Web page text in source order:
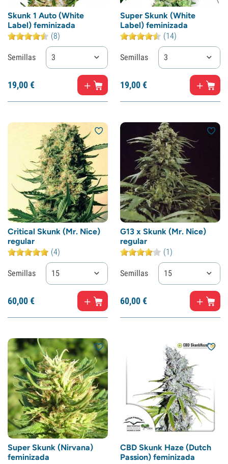
Skunk 1 Auto (White
Label) feminizada
(8)
Semillas 3
19,00€
Super Skunk (White
Label) feminizada
(14)
Semillas 3
19,00€
Critical Skunk (Mr. Nice)
regular
(4)
Semillas 15
60,00€
G13 x Skunk (Mr. Nice)
regular
(1)
Semillas 15
60,00€
Super Skunk (Nirvana)
feminizada
CBD Skunk Haze (Dutch
Passion) feminizada